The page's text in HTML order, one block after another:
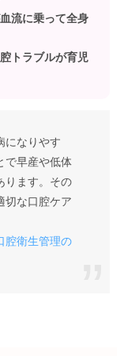
流に乗って全身
トラブルが育児
になりやす
で早産や低体
ります。その
切な口腔ケア
腔衛生管理の